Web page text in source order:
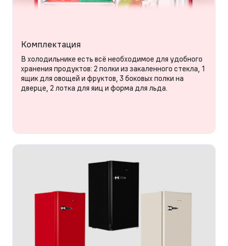
Комплектация
В холодильнике есть всё необходимое для удобного
хранения продуктов: 2 полки из закаленного стекла, 1
ящик для овощей и фруктов, 3 боковых полки на
дверце, 2 лотка для яиц и форма для льда.